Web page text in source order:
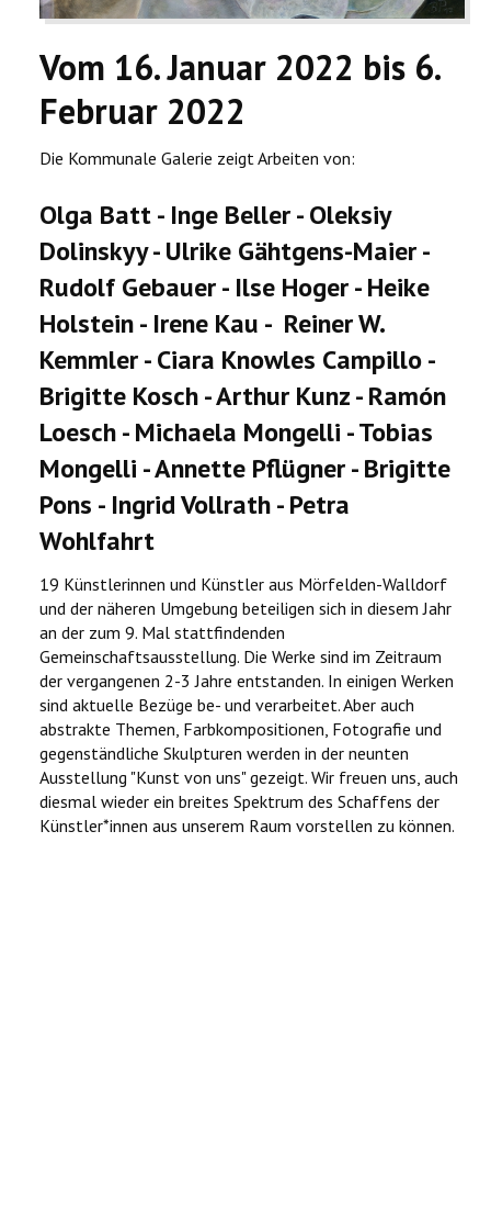
Vom 16. Januar 2022 bis 6.
Februar 2022
Die Kommunale Galerie zeigt Arbeiten von:
Olga Batt - Inge Beller - Oleksiy
Dolinskyy - Ulrike Gähtgens-Maier -
Rudolf Gebauer - Ilse Hoger - Heike
Holstein - Irene Kau - Reiner W.
Kemmler - Ciara Knowles Campillo -
Brigitte Kosch - Arthur Kunz - Ramón
Loesch - Michaela Mongelli - Tobias
Mongelli - Annette Pflügner - Brigitte
Pons - Ingrid Vollrath - Petra
Wohlfahrt
19 Künstlerinnen und Künstler aus Mörfelden-Walldorf
und der näheren Umgebung beteiligen sich in diesem Jahr
an der zum 9. Mal stattfindenden
Gemeinschaftsausstellung. Die Werke sind im Zeitraum
der vergangenen 2-3 Jahre entstanden. In einigen Werken
sind aktuelle Bezüge be- und verarbeitet. Aber auch
abstrakte Themen, Farbkompositionen, Fotografie und
gegenständliche Skulpturen werden in der neunten
Ausstellung "Kunst von uns" gezeigt. Wir freuen uns, auch
diesmal wieder ein breites Spektrum des Schaffens der
Künstler*innen aus unserem Raum vorstellen zu können.